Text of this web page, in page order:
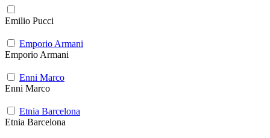
Emilio Pucci
Emporio Armani
Emporio Armani
Enni Marco
Enni Marco
Etnia Barcelona
Etnia Barcelona